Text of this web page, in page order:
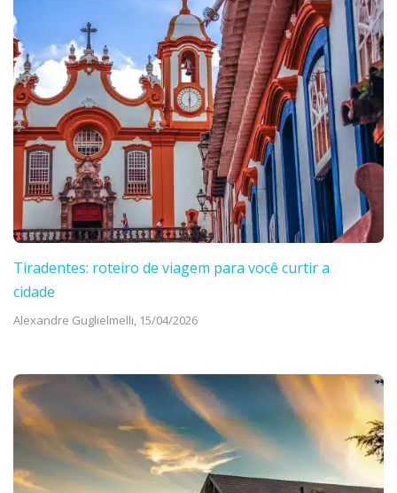
Tiradentes: roteiro de viagem para você curtir a
cidade
Alexandre Guglielmelli, 15/04/2026